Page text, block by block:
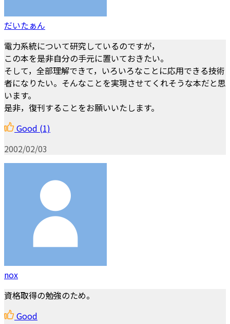
だいたぁん
電力系統について研究しているのですが，
この本を是非自分の手元に置いておきたい。
そして，全部理解できて，いろいろなことに応用できる技術
者になりたい。そんなことを実現させてくれそうな本だと思
います。
是非，復刊することをお願いいたします。
Good (1)
2002/02/03
nox
資格取得の勉強のため。
Good